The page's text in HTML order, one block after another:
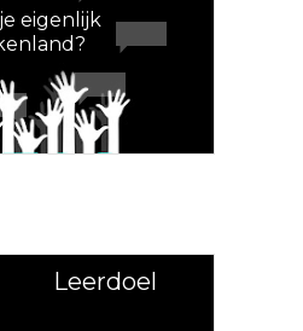
eigenlijk
Leerdoel